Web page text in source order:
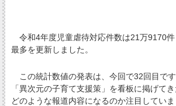
令和4年度児童虐待対応件数は21万9170
最多を更新しました。
この統計数値の発表は、今回で32回目で
「異次元の子育て支援策」を看板に掲げて
どのような報道内容になるのか注目してい